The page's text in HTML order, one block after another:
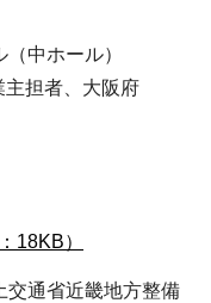
中ホール）
担者、大阪府
18KB）
交通省近畿地方整備